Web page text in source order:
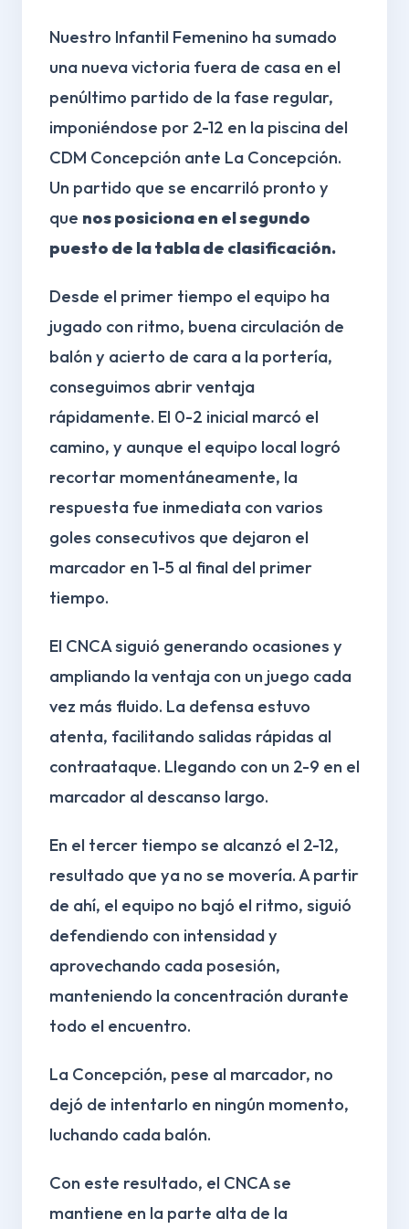
Nuestro Infantil Femenino ha sumado
una nueva victoria fuera de casa en el
penúltimo partido de la fase regular,
imponiéndose por 2-12 en la piscina del
CDM Concepción ante La Concepción.
Un partido que se encarriló pronto y
que nos posiciona en el segundo
puesto de la tabla de clasificación.
Desde el primer tiempo el equipo ha
jugado con ritmo, buena circulación de
balón y acierto de cara a la portería,
conseguimos abrir ventaja
rápidamente. El 0-2 inicial marcó el
camino, y aunque el equipo local logró
recortar momentáneamente, la
respuesta fue inmediata con varios
goles consecutivos que dejaron el
marcador en 1-5 al final del primer
tiempo.
El CNCA siguió generando ocasiones y
ampliando la ventaja con un juego cada
vez más fluido. La defensa estuvo
atenta, facilitando salidas rápidas al
contraataque. Llegando con un 2-9 en el
marcador al descanso largo.
En el tercer tiempo se alcanzó el 2-12,
resultado que ya no se movería. A partir
de ahí, el equipo no bajó el ritmo, siguió
defendiendo con intensidad y
aprovechando cada posesión,
manteniendo la concentración durante
todo el encuentro.
La Concepción, pese al marcador, no
dejó de intentarlo en ningún momento,
luchando cada balón.
Con este resultado, el CNCA se
mantiene en la parte alta de la